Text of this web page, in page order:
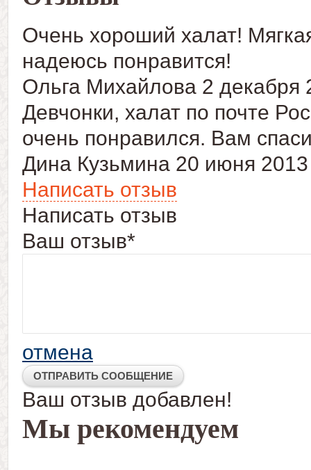
Очень хороший халат!
надеюсь понравится!
Ольга Михайлова 2 декабря
Девчонки, халат по почте
очень понравился. Вам
Дина Кузьмина 20 июня
Написать отзыв
Написать отзыв
Ваш отзыв*
отмена
Ваш отзыв добавлен!
Мы рекомендуем